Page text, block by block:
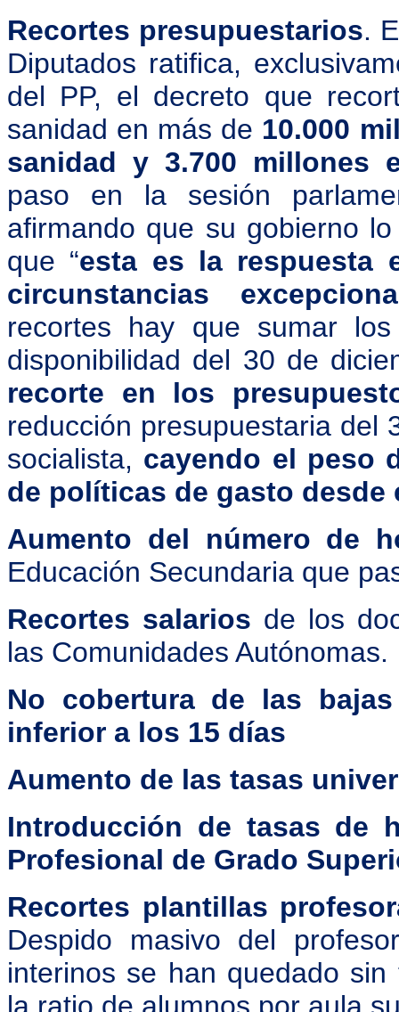
Recortes presupuestarios.
Diputados ratifica,
del PP, el decreto que
sanidad en más de 10.000
sanidad y 3.700 millones
paso en la sesión
afirmando que su gobierno
que “esta es la respuesta
circunstancias
recortes hay que sumar
disponibilidad del 30 de
recorte en los
reducción presupuestaria del
socialista, cayendo el peso
de políticas de gasto desde
Aumento del número de
Educación Secundaria que
Recortes salarios de los
las Comunidades Autónomas.
No cobertura de las
inferior a los 15 días
Aumento de las tasas
Introducción de tasas de
Profesional de Grado
Recortes plantillas
Despido masivo del
interinos se han quedado